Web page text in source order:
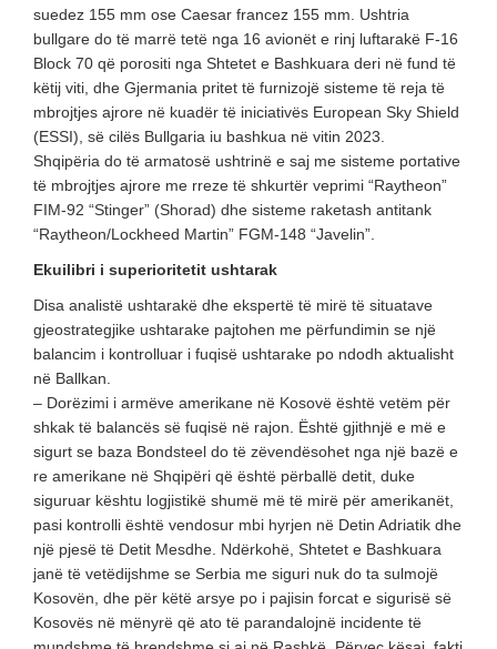
suedez 155 mm ose Caesar francez 155 mm. Ushtria
bullgare do të marrë tetë nga 16 avionët e rinj luftarakë F-16
Block 70 që porositi nga Shtetet e Bashkuara deri në fund të
këtij viti, dhe Gjermania pritet të furnizojë sisteme të reja të
mbrojtjes ajrore në kuadër të iniciativës European Sky Shield
(ESSI), së cilës Bullgaria iu bashkua në vitin 2023.
Shqipëria do të armatosë ushtrinë e saj me sisteme portative
të mbrojtjes ajrore me rreze të shkurtër veprimi “Raytheon”
FIM-92 “Stinger” (Shorad) dhe sisteme raketash antitank
“Raytheon/Lockheed Martin” FGM-148 “Javelin”.
Ekuilibri i superioritetit ushtarak
Disa analistë ushtarakë dhe ekspertë të mirë të situatave
gjeostrategjike ushtarake pajtohen me përfundimin se një
balancim i kontrolluar i fuqisë ushtarake po ndodh aktualisht
në Ballkan.
– Dorëzimi i armëve amerikane në Kosovë është vetëm për
shkak të balancës së fuqisë në rajon. Është gjithnjë e më e
sigurt se baza Bondsteel do të zëvendësohet nga një bazë e
re amerikane në Shqipëri që është përballë detit, duke
siguruar kështu logjistikë shumë më të mirë për amerikanët,
pasi kontrolli është vendosur mbi hyrjen në Detin Adriatik dhe
një pjesë të Detit Mesdhe. Ndërkohë, Shtetet e Bashkuara
janë të vetëdijshme se Serbia me siguri nuk do ta sulmojë
Kosovën, dhe për këtë arsye po i pajisin forcat e sigurisë së
Kosovës në mënyrë që ato të parandalojnë incidente të